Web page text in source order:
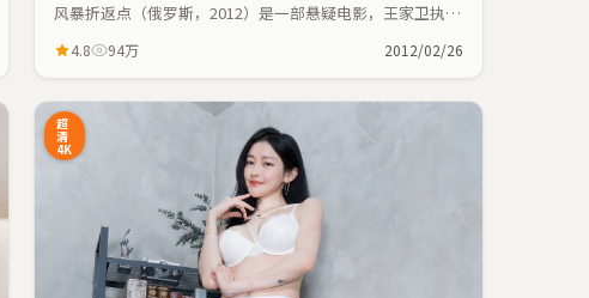
风暴折返点（俄罗斯，2012）是一部悬疑电影，王家卫执
节奏紧凑。
4.8 94万 2012/02/26
超
清
4K